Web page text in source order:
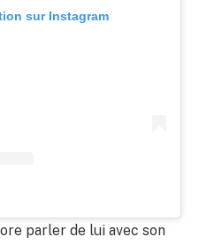
sur Instagram
parler de lui avec son